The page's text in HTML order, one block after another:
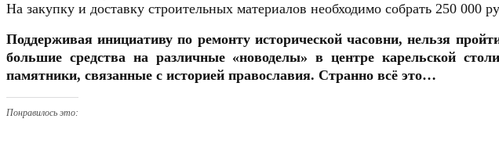
На закупку и доставку строительных материалов необходимо собрать 250 000
Поддерживая инициативу по ремонту исторической часовни, нельзя
большие средства на различные «новоделы» в центре карельской
памятники, связанные с историей православия. Странно всё это…
Понравилось это: